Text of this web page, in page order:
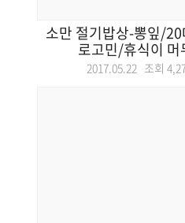
소만 절기밥상-뽕잎/
로고민/휴식이 머
2017.05.22 조회